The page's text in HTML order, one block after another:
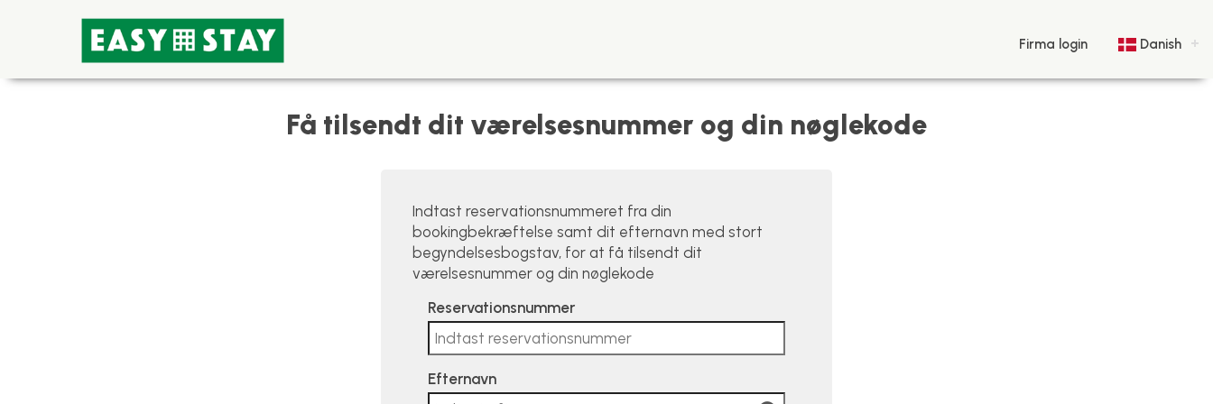
Firma login Danish
Få tilsendt dit værelsesnummer og din nøglekode
Indtast reservationsnummeret fra din
bookingbekræftelse samt dit efternavn med stort
begyndelsesbogstav, for at få tilsendt dit
værelsesnummer og din nøglekode
Reservationsnummer
Efternavn